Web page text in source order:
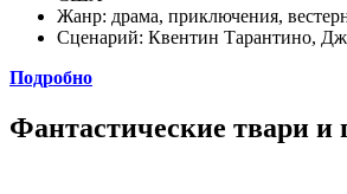
Жанр: драма, приключения,
Сценарий: Квентин Тарантино,
Подробно
Фантастические твари и